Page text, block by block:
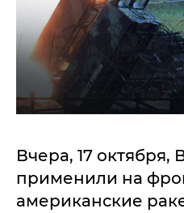
Вчера, 17 октября,
применили на
американские